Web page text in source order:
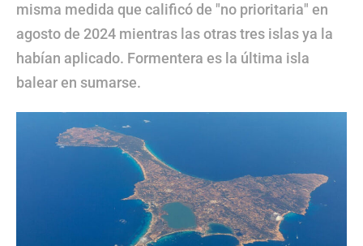
misma medida que calificó de "no prioritaria" en
agosto de 2024 mientras las otras tres islas ya la
habían aplicado. Formentera es la última isla
balear en sumarse.